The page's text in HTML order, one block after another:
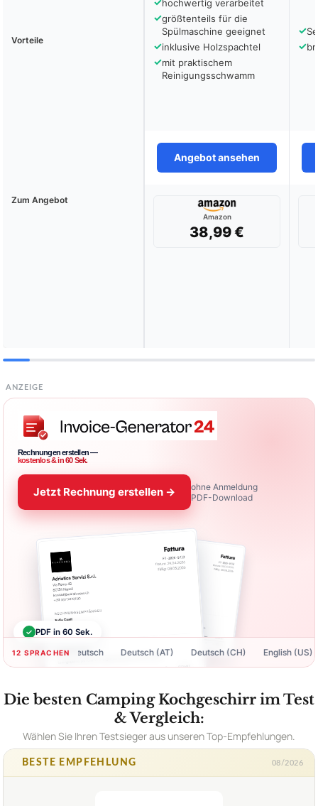
Vorteile
hochwertig verarbeitet
✓größtenteils für die
Spülmaschine geeignet
✓inklusive Holzspachtel
✓mit praktischem
Reinigungsschwamm
✓
✓
Angebot ansehen
Zum Angebot
Amazon
38,99 €
ANZEIGE
Rechnungen erstellen —
kostenlos & in 60 Sek.
Jetzt Rechnung erstellen →
ohne Anmeldung
PDF-Download
✓ PDF in 60 Sek.
12 SPRACHEN
Deutsch Deutsch (AT) Deutsch (CH) English (US)
Die besten Camping Kochgeschirr im Test
& Vergleich:
Wählen Sie Ihren Testsieger aus unseren Top-Empfehlungen.
BESTE EMPFEHLUNG 08/2026